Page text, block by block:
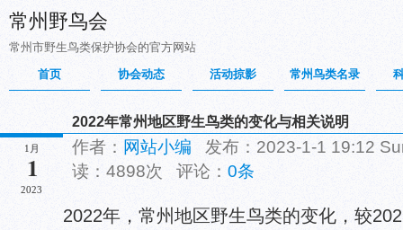
常州野鸟会
常州市野生鸟类保护协会的官方网站
首页
协会动态 活动掠影 常州鸟类名录
1月
1
2023
2022年常州地区野生鸟类的变化与相关说明
作者： 网站小编 发布：2023-1-1 19:12
读：4898次 评论： 0条
2022年，常州地区野生鸟类的变化，较